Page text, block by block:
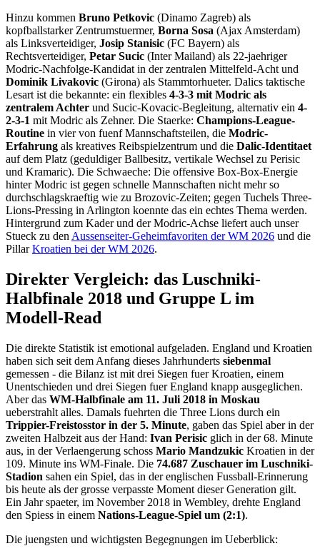
Hinzu kommen Bruno Petkovic (Dinamo Zagreb) als
kopfballstarker Zentrumstuermer, Borna Sosa (Ajax Amsterdam)
als Linksverteidiger, Josip Stanisic (FC Bayern) als
Rechtsverteidiger, Petar Sucic (Inter Mailand) als 22-jaehriger
Modric-Nachfolge-Kandidat in der zentralen Mittelfeld-Acht und
Dominik Livakovic (Girona) als Stammtorhueter. Dalics taktische
Lesart ist die bekannte: ein flexibles 4-3-3 mit Modric als
zentralem Achter und Sucic-Kovacic-Begleitung, alternativ ein 4-
2-3-1 mit Modric als Zehner. Die Staerke: Champions-League-
Routine in vier von fuenf Mannschaftsteilen, die Modric-
Erfahrung als kreatives Reibspielzentrum und die Dalic-Identitaet
auf dem Platz (geduldiger Ballbesitz, vertikale Wechsel zu Perisic
und Kramaric). Die Schwaeche: Die offensive Box-Box-Energie
hinter Modric ist gegen schnelle Mannschaften nicht mehr so
durchschlagskraeftig wie zu Brozovic-Zeiten; gegen Tuchels Three-
Lions-Pressing in Arlington koennte das ein echtes Thema werden.
Hintergrund zum Kader und der Modric-Achse liefert auch unser
Stueck zu den Aussenseiter-Geheimfavoriten der WM 2026 und die
PillarKroatien bei der WM 2026.
Direkter Vergleich: das Luschniki-
Halbfinale 2018 und Gruppe L im
Modell-Read
Die direkte Statistik ist emotional aufgeladen. England und Kroatien
haben sich seit dem Anfang dieses Jahrhunderts siebenmal
gemessen - die Bilanz ist mit drei Siegen fuer Kroatien, einem
Unentschieden und drei Siegen fuer England knapp ausgeglichen.
Aber das WM-Halbfinale am 11. Juli 2018 in Moskau
ueberstrahlt alles. Damals fuehrten die Three Lions durch ein
Trippier-Freistosstor in der 5. Minute, gaben das Spiel aber in der
zweiten Halbzeit aus der Hand: Ivan Perisic glich in der 68. Minute
aus, in der Verlaengerung schoss Mario Mandzukic Kroatien in der
109. Minute ins WM-Finale. Die 74.687 Zuschauer im Luschniki-
Stadion sahen ein Spiel, das in der englischen Fussball-Erinnerung
bis heute als der grosse verpasste Moment dieser Generation gilt.
Ein Jahr spaeter, im November 2018 in Wembley, drehte England
den Spiess in einem Nations-League-Spiel um (2:1).
Die juengsten und wichtigsten Begegnungen im Ueberblick: